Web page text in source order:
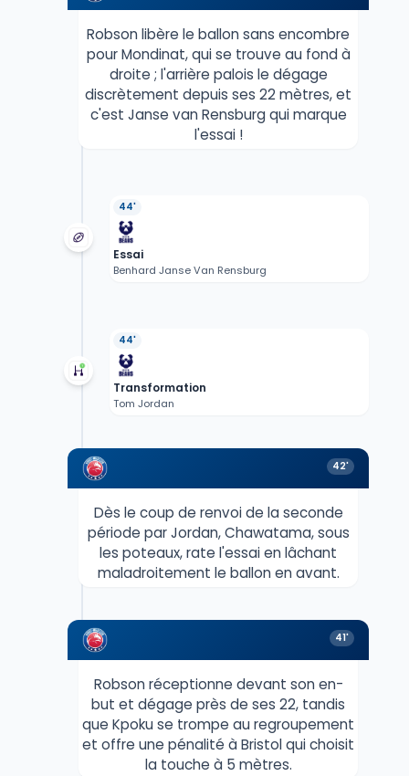
Robson libère le ballon sans encombre
pour Mondinat, qui se trouve au fond à
droite ; l'arrière palois le dégage
discrètement depuis ses 22 mètres, et
c'est Janse van Rensburg qui marque
l'essai !
44'
Essai
Benhard Janse Van Rensburg
44'
Transformation
Tom Jordan
42'
Dès le coup de renvoi de la seconde
période par Jordan, Chawatama, sous
les poteaux, rate l'essai en lâchant
maladroitement le ballon en avant.
41'
Robson réceptionne devant son en-
but et dégage près de ses 22, tandis
que Kpoku se trompe au regroupement
et offre une pénalité à Bristol qui choisit
la touche à 5 mètres.